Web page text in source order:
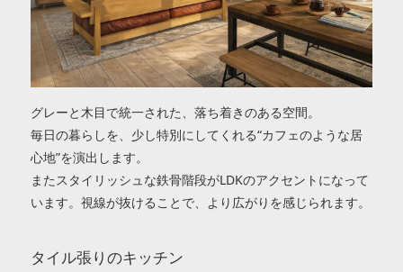
グレーと木目で統一された、落ち着きのある空間。
毎日の暮らしを、少し特別にしてくれる“カフェのような居
心地”を演出します。
またスタイリッシュな鉄骨階段がLDKのアクセントになって
います。視線が抜けることで、より広がりを感じられます。
タイル張りのキッチン